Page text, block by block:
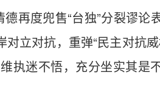
再度兜售“台独”分裂谬论
立对抗，重弹“民主对抗威
执迷不悟，充分坐实其是